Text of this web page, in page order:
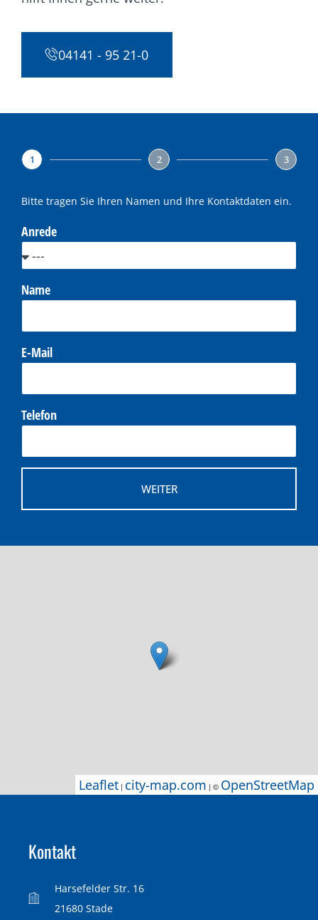
04141 - 95 21-0
1 2 3
Bitte tragen Sie Ihren Namen und Ihre Kontaktdaten ein.
Anrede
Name
E-Mail
Telefon
WEITER
Leaflet | city-map.com | © OpenStreetMap
Leaflet | city-map.com | © OpenStreetMap
Kontakt
Harsefelder Str. 16
21680 Stade